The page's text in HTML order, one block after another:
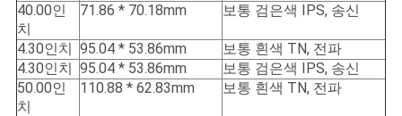
40.00인
치
71.86 * 70.18mm 보통 검은색 IPS, 송신
4.30인치 95.04 * 53.86mm
보통 흰색 TN, 전파
4.30인치 95.04 * 53.86mm
보통 검은색 IPS, 송신
50.00인
치
110.88 * 62.83mm 보통 흰색 TN, 전파